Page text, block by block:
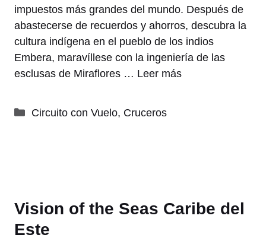
impuestos más grandes del mundo. Después de
abastecerse de recuerdos y ahorros, descubra la
cultura indígena en el pueblo de los indios
Embera, maravíllese con la ingeniería de las
esclusas de Miraflores … Leer más
Categorías
Circuito con Vuelo, Cruceros
Vision of the Seas Caribe del
Este